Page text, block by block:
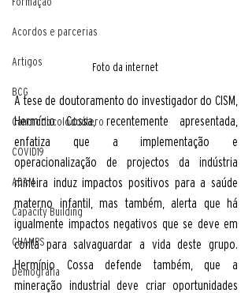
Acordos e parcerias
Artigos
BCG
Cancrodocolodoútero
COVID19
ADAM
Capacity Building
CHAMPS
Demografia
Foto da internet
A tese de doutoramento do investigador do CISM,
Hermínio Cossa, recentemente apresentada,
enfatiza que a implementação e
operacionalização de projectos da indústria
mineira induz impactos positivos para a saúde
materno infantil, mas também, alerta que há
igualmente impactos negativos que se deve em
conta para salvaguardar a vida deste grupo.
Hermínio Cossa defende também, que a
mineração industrial deve criar oportunidades